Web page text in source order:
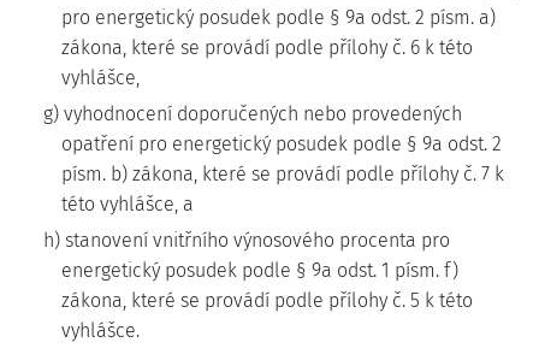
pro energetický posudek podle § 9a odst. 2 písm. a)
zákona, které se provádí podle přílohy č. 6 k této
vyhlášce,
g) vyhodnocení doporučených nebo provedených
opatření pro energetický posudek podle § 9a odst. 2
písm. b) zákona, které se provádí podle přílohy č. 7 k
této vyhlášce, a
h) stanovení vnitřního výnosového procenta pro
energetický posudek podle § 9a odst. 1 písm. f)
zákona, které se provádí podle přílohy č. 5 k této
vyhlášce.